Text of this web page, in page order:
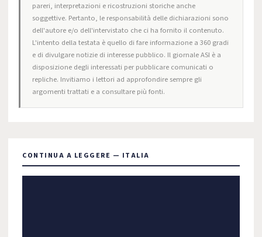
pareri, interpretazioni e ricostruzioni storiche anche
soggettive. Pertanto, le responsabilità delle dichiarazioni sono
dell'autore e/o dell'intervistato che ci ha fornito il contenuto.
L'intento della testata è quello di fare informazione a 360 gradi
e di divulgare notizie di interesse pubblico. Il giornale ASI è a
disposizione degli interessati per pubblicare comunicati o
repliche. Invitiamo i lettori ad approfondire sempre gli
argomenti trattati e a consultare più fonti.
CONTINUA A LEGGERE — ITALIA